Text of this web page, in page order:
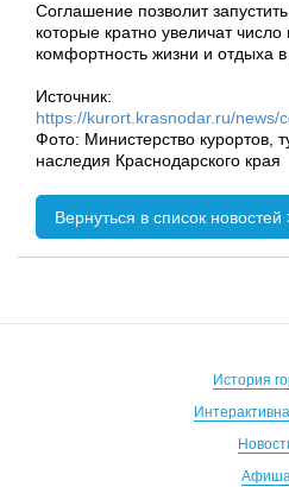
Соглашение позволит
которые кратно увеличат
комфортность жизни и отдыха
Источник:
https://kurort.krasnodar.ru/news/
Фото: Министерство курортов,
наследия Краснодарского края
Вернуться в список новостей
История